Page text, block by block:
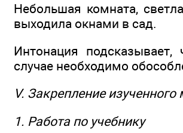
Небольшая комната,
выходила окнами в сад.
Интонация
случае необходимо
V. Закрепление изученного
1. Работа по учебнику